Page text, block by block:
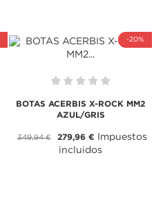
-20%
BOTAS ACERBIS X-ROCK MM2
AZUL/GRIS
349,94 € 279,96 € Impuestos
incluidos